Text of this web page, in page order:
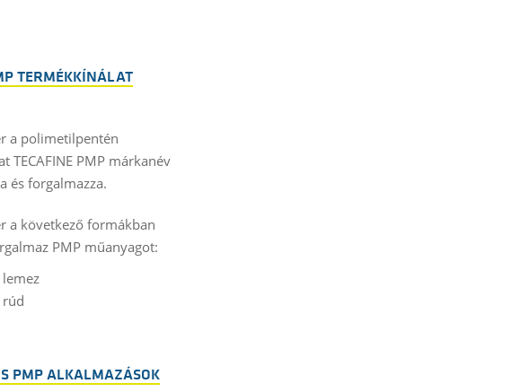
TERMÉKKÍNÁLAT
a polimetilpentén
TECAFINE PMP márkanév
és forgalmazza.
a következő formákban
PMP műanyagot:
lemez
rúd
PMP ALKALMAZÁSOK